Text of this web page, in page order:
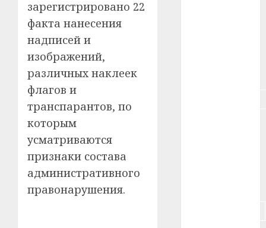
зарегистрировано 22
факта нанесения
надписей и
изображений,
различных наклеек
флагов и
транспарантов, по
которым
усматриваются
признаки состава
административного
правонарушения.